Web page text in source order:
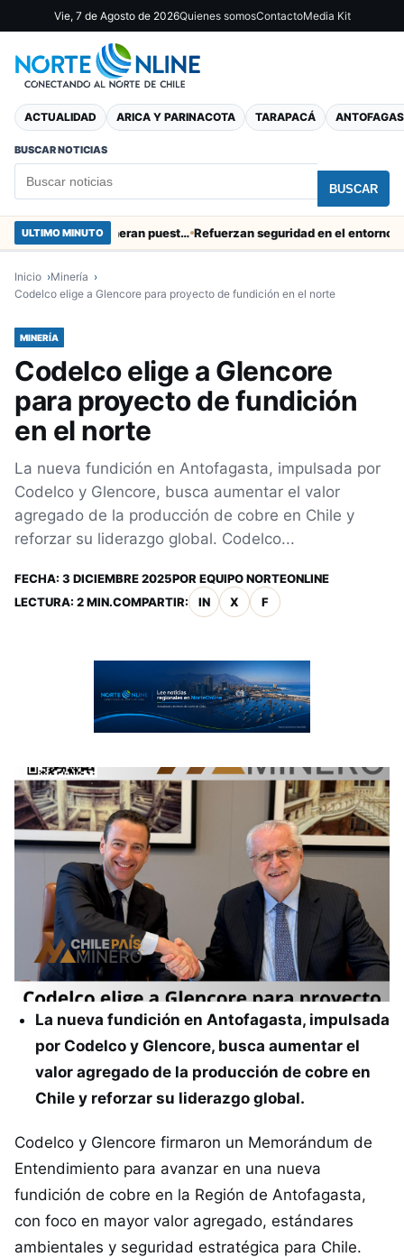
Vie, 7 de Agosto de 2026Quienes somosContactoMedia Kit
ACTUALIDAD ARICA Y PARINACOTA TARAPACÁ
BUSCAR NOTICIAS
BUSCAR
ULTIMO MINUTO Obras de Aguas del Altiplano en Arica generan puestos de trabajo Refuerzan seguridad en el entorno
Inicio
Minería
Codelco elige a Glencore para proyecto de fundición en el norte
MINERÍA
Codelco elige a Glencore
para proyecto de fundición
en el norte
La nueva fundición en Antofagasta, impulsada por
Codelco y Glencore, busca aumentar el valor
agregado de la producción de cobre en Chile y
reforzar su liderazgo global. Codelco...
FECHA: 3 DICIEMBRE 2025POR EQUIPO NORTEONLINE
LECTURA: 2 MIN.COMPARTIR: IN X F
La nueva fundición en Antofagasta, impulsada
por Codelco y Glencore, busca aumentar el
valor agregado de la producción de cobre en
Chile y reforzar su liderazgo global.
Codelco y Glencore firmaron un Memorándum de
Entendimiento para avanzar en una nueva
fundición de cobre en la Región de Antofagasta,
con foco en mayor valor agregado, estándares
ambientales y seguridad estratégica para Chile.